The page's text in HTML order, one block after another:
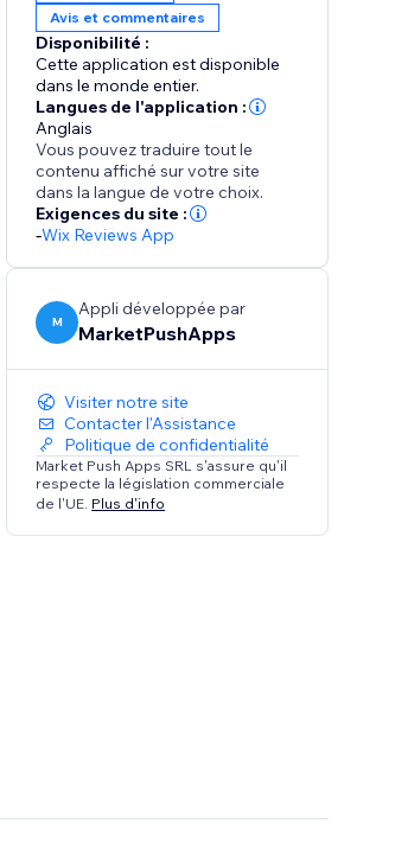
Avis et commentaires
Disponibilité :
Cette application est disponible
dans le monde entier.
Langues de l'application :
Anglais
Vous pouvez traduire tout le
contenu affiché sur votre site
dans la langue de votre choix.
Exigences du site :
-Wix Reviews App
M
Appli développée par
MarketPushApps
Visiter notre site
Contacter l'Assistance
Politique de confidentialité
Market Push Apps SRL s'assure qu'il
respecte la législation commerciale
de l'UE. Plus d'info